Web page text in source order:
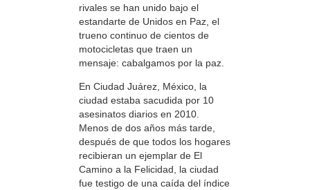
rivales se han unido bajo el
estandarte de Unidos en Paz, el
trueno continuo de cientos de
motocicletas que traen un
mensaje: cabalgamos por la paz.
En Ciudad Juárez, México, la
ciudad estaba sacudida por 10
asesinatos diarios en 2010.
Menos de dos años más tarde,
después de que todos los hogares
recibieran un ejemplar de El
Camino a la Felicidad, la ciudad
fue testigo de una caída del índice